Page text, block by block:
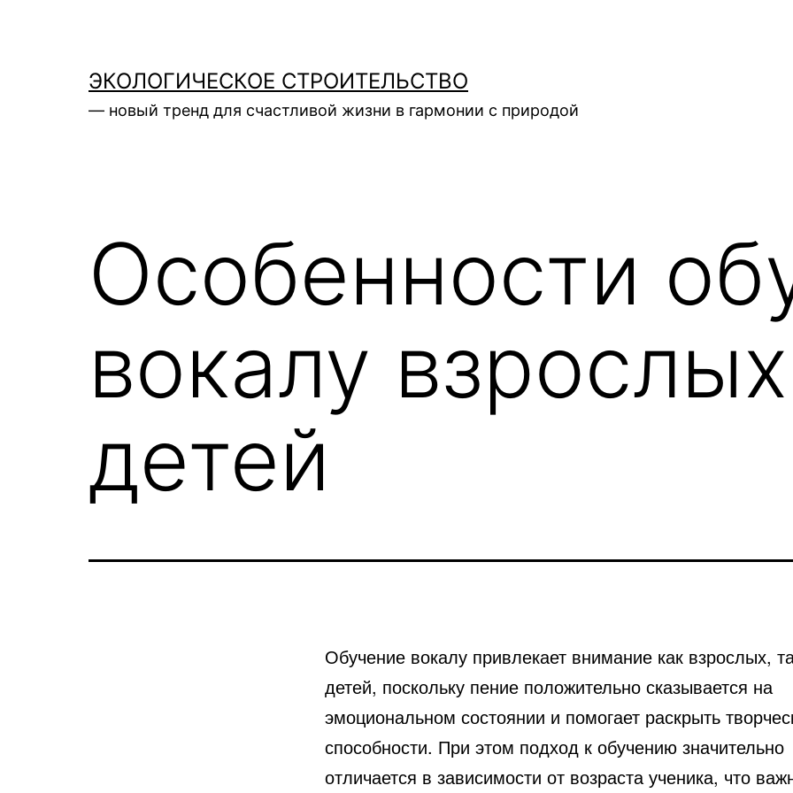
содержимомуЭКОЛОГИЧЕСКОЕ СТРОИТЕЛЬСТВО
— новый тренд для счастливой жизни в гармонии с природой
Особенности
вокалу
детей
Обучение вокалу привлекает внимание как взрослых,
детей, поскольку пение положительно сказывается на
эмоциональном состоянии и помогает раскрыть
способности. При этом подход к обучению значительно
отличается в зависимости от возраста ученика, что